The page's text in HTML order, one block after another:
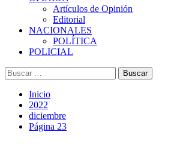
Artículos de Opinión
Editorial
NACIONALES
POLÍTICA
POLICIAL
Buscar:
Inicio
2022
diciembre
Página 23